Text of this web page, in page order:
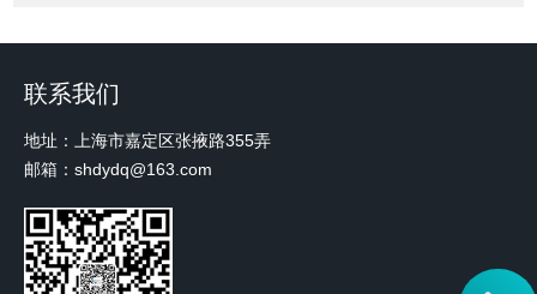
联系我们
地址：上海市嘉定区张掖路355弄
邮箱：shdydq@163.com